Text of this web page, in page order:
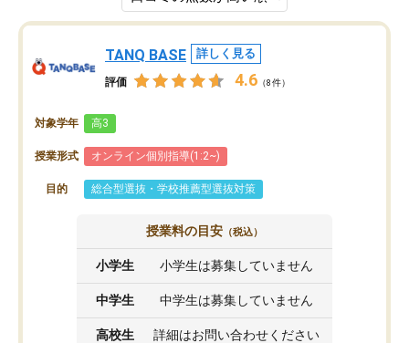
TANQ BASE 詳しく見る
評価 4.6 （8件）
対象学年 高3
授業形式 オンライン個別指導(1:2~)
目的 総合型選抜・学校推薦型選抜対策
授業料の目安 （税込）
小学生 小学生は募集していません
中学生 中学生は募集していません
高校生 詳細はお問い合わせください